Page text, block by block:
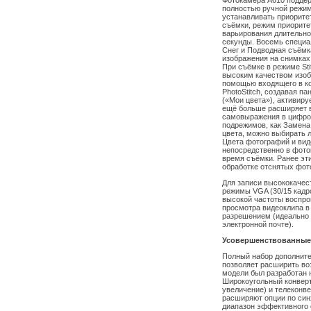
полностью ручной
устанавливать
съёмки, режим
варьирования
секунды. Восемь
Снег и Подводная
изображения на
При съёмке в режиме
высоким качеством
помощью входящего в
PhotoStitch, создавая
(«Мои цвета»),
ещё больше расширяет
самовыражения в
подрежимов, как Замена
цвета, можно выбирать
Цвета фотографий и
непосредственно в
время съёмки. Ранее
обработке отснятых
Для записи
режимы VGA (30/15
высокой частоты
просмотра видеоклипа
разрешением (идеально
электронной почте).
Полный набор
позволяет расширить
модели был разработан
Широкоугольный
увеличение) и
расширяют опции по
диапазон эффективного